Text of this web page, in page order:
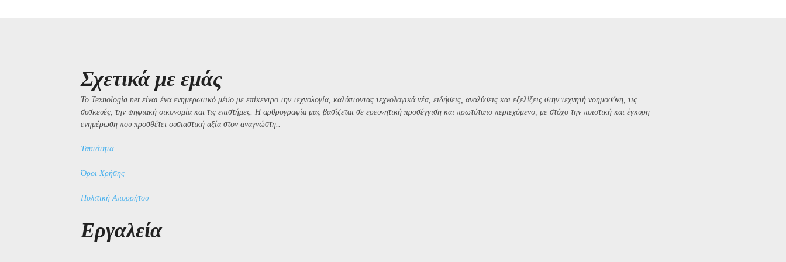
Σχετικά με εμάς
Το Texnologia.net είναι ένα ενημερωτικό μέσο με επίκεντρο την τεχνολογία, καλύπτοντας τεχνολογικά νέα, ειδήσεις, αναλύσεις και εξελίξεις στην τεχνητή νοημοσύνη, τις
συσκευές, την ψηφιακή οικονομία και τις επιστήμες. Η αρθρογραφία μας βασίζεται σε ερευνητική προσέγγιση και πρωτότυπο περιεχόμενο, με στόχο την ποιοτική και έγκυρη
ενημέρωση που προσθέτει ουσιαστική αξία στον αναγνώστη..
Ταυτότητα
Όροι Χρήσης
Πολιτική Απορρήτου
Εργαλεία